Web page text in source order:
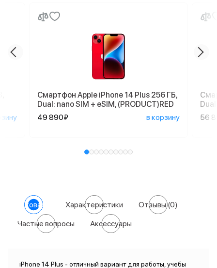
Смартфон Apple iPhone 14 Plus 256 ГБ,
Dual: nano SIM + eSIM, (PRODUCT)RED
49 890₽
в корзину
56
О товаре Характеристики Отзывы(0)
Частые вопросы Аксессуары
iPhone 14 Plus - отличный вариант для работы, учебы